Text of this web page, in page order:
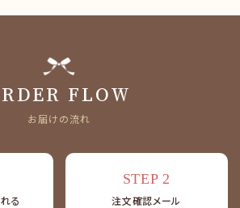
FLOW
お届けの流れ
る
STEP 2
注文確認メール